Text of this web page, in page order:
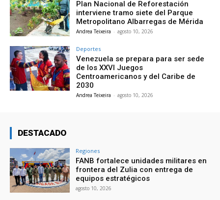
Plan Nacional de Reforestación
interviene tramo siete del Parque
Metropolitano Albarregas de Mérida
Andrea Teixeira - agosto 10, 2026
Deportes
Venezuela se prepara para ser sede
de los XXVI Juegos
Centroamericanos y del Caribe de
2030
Andrea Teixeira - agosto 10, 2026
DESTACADO
Regiones
FANB fortalece unidades militares en
frontera del Zulia con entrega de
equipos estratégicos
agosto 10, 2026